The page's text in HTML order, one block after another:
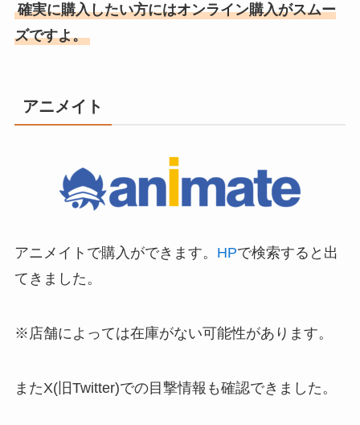
確実に購入したい方にはオンライン購入がスムー
ズですよ。
アニメイト
アニメイトで購入ができます。 HPで検索すると出
てきました。
※店舗によっては在庫がない可能性があります。
またX(旧Twitter)での目撃情報も確認できました。